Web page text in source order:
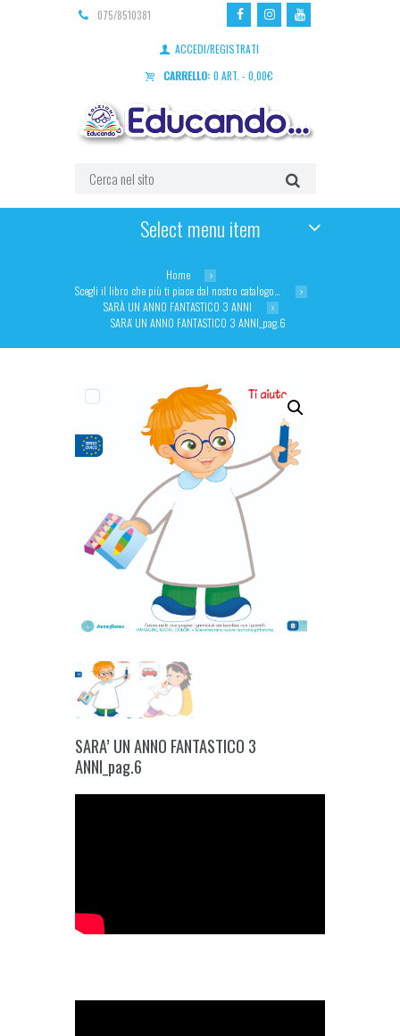
075/8510381
ACCEDI/REGISTRATI
CARRELLO: 0 ART. - 0,00€
Select menu item
Home
Scegli il libro che più ti piace dal nostro catalogo…
SARÀ UN ANNO FANTASTICO 3 ANNI
SARA’ UN ANNO FANTASTICO 3 ANNI_pag.6
SARA’ UN ANNO FANTASTICO 3
ANNI_pag.6